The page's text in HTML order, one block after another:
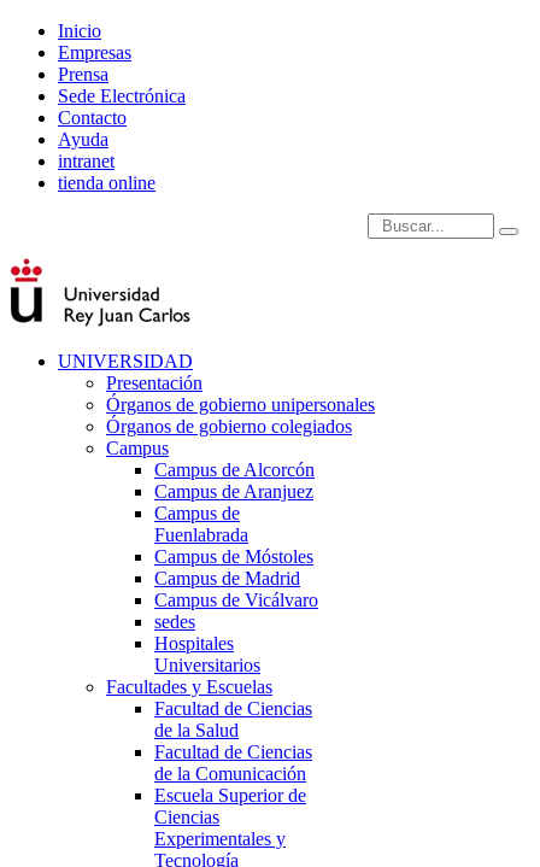
Inicio
Empresas
Prensa
Sede Electrónica
Contacto
Ayuda
intranet
tienda online
Introduce términos de
UNIVERSIDAD
Presentación
Órganos de gobierno unipersonales
Órganos de gobierno colegiados
Campus
Campus de Alcorcón
Campus de Aranjuez
Campus de
Fuenlabrada
Campus de Móstoles
Campus de Madrid
Campus de Vicálvaro
sedes
Hospitales
Universitarios
Facultades y Escuelas
Facultad de Ciencias
de la Salud
Facultad de Ciencias
de la Comunicación
Escuela Superior de
Ciencias
Experimentales y
Tecnología